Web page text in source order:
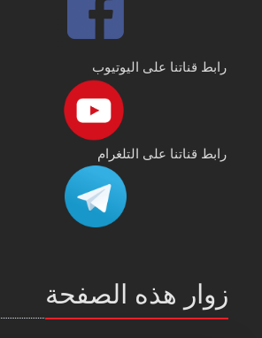
رابط قناتنا على اليوتيوب
رابط قناتنا على التلغرام
زوار هذه الصفحة